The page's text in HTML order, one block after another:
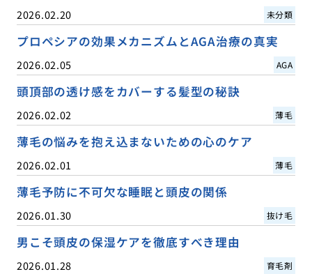
2026.02.20 未分類
プロペシアの効果メカニズムとAGA治療の真実
2026.02.05 AGA
頭頂部の透け感をカバーする髪型の秘訣
2026.02.02 薄毛
薄毛の悩みを抱え込まないための心のケア
2026.02.01 薄毛
薄毛予防に不可欠な睡眠と頭皮の関係
2026.01.30 抜け毛
男こそ頭皮の保湿ケアを徹底すべき理由
2026.01.28 育毛剤